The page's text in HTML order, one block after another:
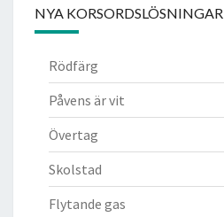
NYA KORSORDSLÖSNINGAR
Rödfärg
Påvens är vit
Övertag
Skolstad
Flytande gas